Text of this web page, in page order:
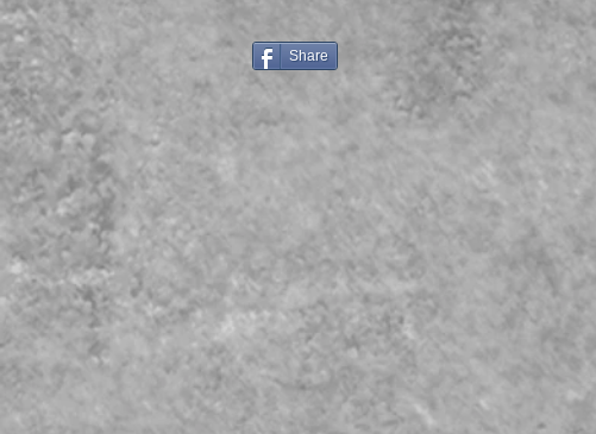
Share